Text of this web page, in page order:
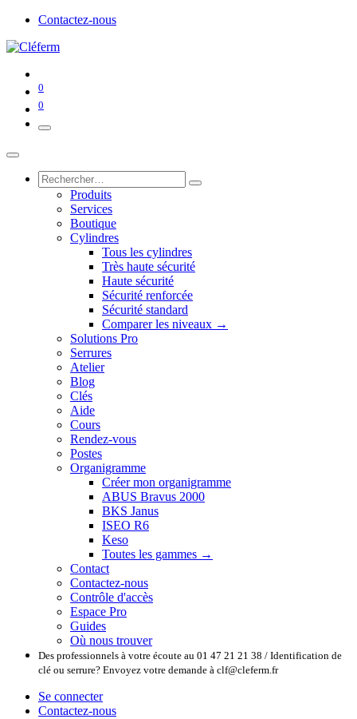
Contactez-nous
0
0
Produits
Services
Boutique
Cylindres
Tous les cylindres
Très haute sécurité
Haute sécurité
Sécurité renforcée
Sécurité standard
Comparer les niveaux →
Solutions Pro
Serrures
Atelier
Blog
Clés
Aide
Cours
Rendez-vous
Postes
Organigramme
Créer mon organigramme
ABUS Bravus 2000
BKS Janus
ISEO R6
Keso
Toutes les gammes →
Contact
Contactez-nous
Contrôle d'accès
Espace Pro
Guides
Où nous trouver
Des professionnels à votre écoute au 01 47 21 21 38 / Identification de
clé ou serrure? Envoyez votre demande à clf@cleferm.fr
Se connecter
Contactez-nous